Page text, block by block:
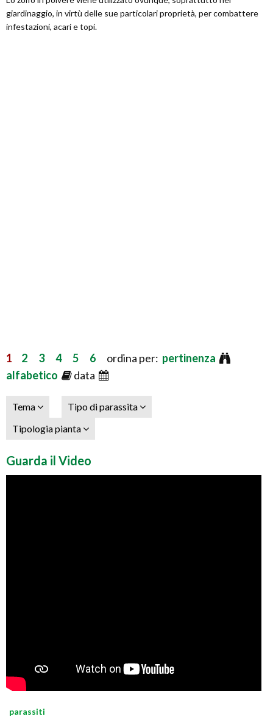
giardinaggio, in virtù delle sue particolari proprietà, per combattere
infestazioni, acari e topi.
1 2 3 4 5 6 ordina per: pertinenza
alfabetico
data
Tema
Tipo di parassita
Tipologia pianta
Guarda il Video
parassiti